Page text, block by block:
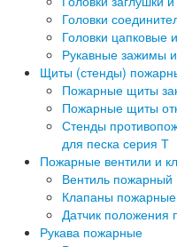
Головки
Головки цапковые
Рукавные зажимы
Щиты (стенды)
Пожарные щиты
Пожарные щиты
Стенды
для песка серия Т
Пожарные вентили и
Вентиль пожарный
Клапаны
Датчик положения
Рукава пожарные